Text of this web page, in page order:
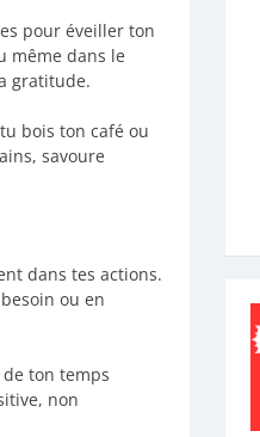
pour éveiller ton
même dans le
gratitude.
bois ton café ou
savoure
dans tes actions.
ou en
ton temps
non